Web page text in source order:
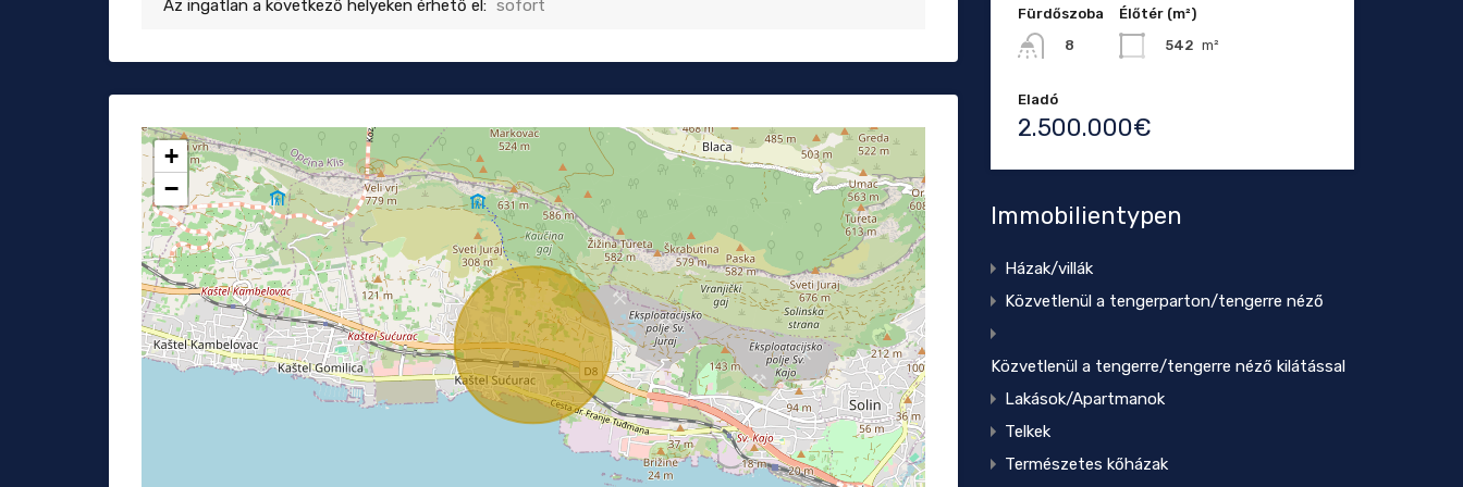
Az ingatlan a következő helyeken érhető el: sofort
+
−
Fürdőszoba
8
Élőtér (m²)
542 m²
Eladó
2.500.000€
Immobilientypen
Házak/villák
Közvetlenül a tengerparton/tengerre néző
Közvetlenül a tengerre/tengerre néző kilátással
Lakások/Apartmanok
Telkek
Természetes kőházak